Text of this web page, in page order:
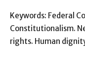
Keywords: Federal
Constitutionalism.
rights. Human